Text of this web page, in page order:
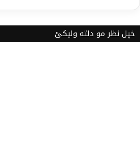
خپل نظر مو دلته ولیکئ